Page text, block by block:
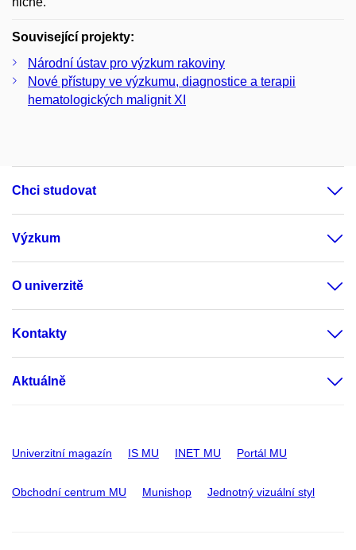
Související projekty:
Národní ústav pro výzkum rakoviny
Nové přístupy ve výzkumu, diagnostice a terapii
hematologických malignit XI
Chci studovat
Výzkum
O univerzitě
Kontakty
Aktuálně
Univerzitní magazín IS MU INET MU Portál MU
Obchodní centrum MU Munishop Jednotný vizuální styl